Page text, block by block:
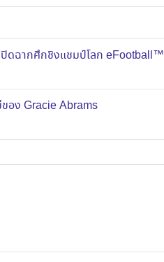
ปิดฉากศึกชิงแชมป์โลก eFootball™
อง Gracie Abrams